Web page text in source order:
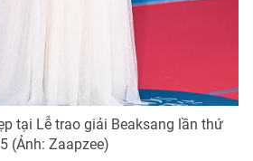
Vươn mình bằng AI
VTV8
English
tại Lễ trao giải Beaksang lần thứ
(Ảnh: Zaapzee)